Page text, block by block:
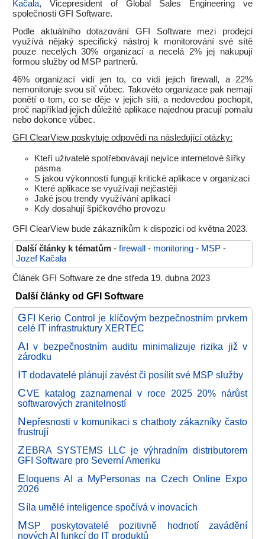
Kačala, Vicepresident of Global Sales Engineering ve
společnosti GFI Software.
Podle aktuálního dotazování GFI Software mezi prodejci
využívá nějaký specifický nástroj k monitorování své sítě
pouze necelých 30% organizací a necelá 2% jej nakupují
formou služby od MSP partnerů.
46% organizací vidí jen to, co vidí jejich firewall, a 22%
nemonitoruje svou síť vůbec. Takovéto organizace pak nemají
ponětí o tom, co se děje v jejich síti, a nedovedou pochopit,
proč například jejich důležité aplikace najednou pracují pomalu
nebo dokonce vůbec.
GFI ClearView poskytuje odpovědi na následující otázky:
Kteří uživatelé spotřebovávají nejvíce internetové šířky
pásma
S jakou výkonností fungují kritické aplikace v organizaci
Které aplikace se využívají nejčastěji
Jaké jsou trendy využívání aplikací
Kdy dosahují špičkového provozu
GFI ClearView bude zákazníkům k dispozici od května 2023.
Další články k tématům - firewall - monitoring - MSP -
Jozef Kačala
Článek GFI Software ze dne středa 19. dubna 2023
Další články od GFI Software
G FI Kerio Control je klíčovým bezpečnostním prvkem
celé IT infrastruktury XERTEC
A I v bezpečnostním auditu minimalizuje rizika již v
zárodku
IT dodavatelé plánují zavést či posílit své MSP služby
CVE katalog zaznamenal v roce 2025 20% nárůst
softwarových zranitelností
Nepřesnosti v komunikaci s chatboty zákazníky často
frustrují
Z EBRA SYSTEMS LLC je výhradním distributorem
GFI Software pro Severní Ameriku
E loquens AI a MyPersonas na Czech Online Expo
2026
Síla umělé inteligence spočívá v inovacích
MSP poskytovatelé pozitivně hodnotí zavádění
nových AI funkcí do IT produktů